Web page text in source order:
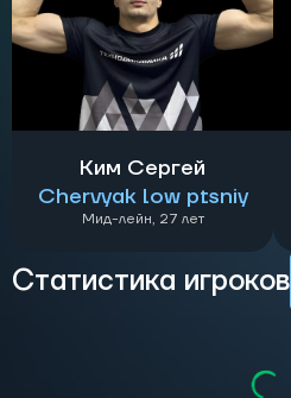
Ким Сергей
Chervyak low ptsniy
Мид-лейн, 27 лет
Статистика игроков